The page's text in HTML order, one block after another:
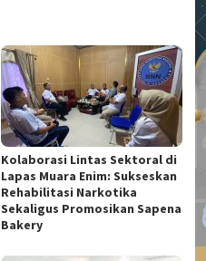
Kolaborasi Lintas Sektoral di
Lapas Muara Enim: Sukseskan
Rehabilitasi Narkotika
Sekaligus Promosikan Sapena
Bakery